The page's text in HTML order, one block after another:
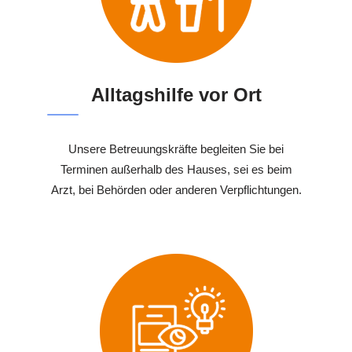
Alltagshilfe vor Ort
Unsere Betreuungskräfte begleiten Sie bei
Terminen außerhalb des Hauses, sei es beim
Arzt, bei Behörden oder anderen Verpflichtungen.